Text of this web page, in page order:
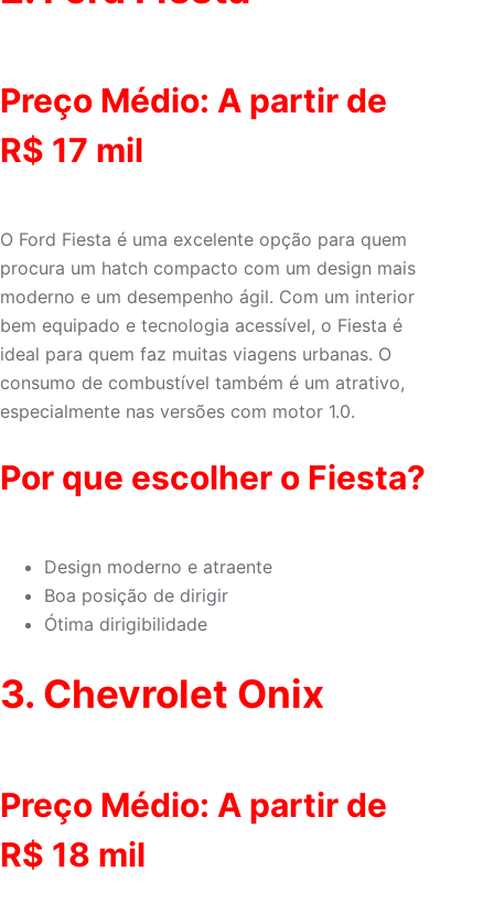
Preço Médio: A partir de
R$ 17 mil
O Ford Fiesta é uma excelente opção para quem
procura um hatch compacto com um design mais
moderno e um desempenho ágil. Com um interior
bem equipado e tecnologia acessível, o Fiesta é
ideal para quem faz muitas viagens urbanas. O
consumo de combustível também é um atrativo,
especialmente nas versões com motor 1.0.
Por que escolher o Fiesta?
Design moderno e atraente
Boa posição de dirigir
Ótima dirigibilidade
3. Chevrolet Onix
Preço Médio: A partir de
R$ 18 mil